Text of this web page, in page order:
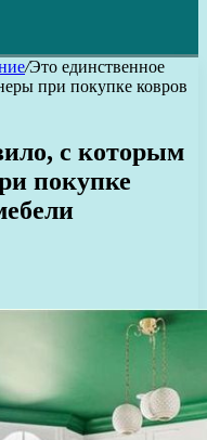
/Это единственное
при покупке ковров
с которым
покупке